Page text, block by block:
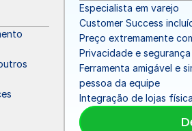
Especialista em varejo
Customer Success
Preço extremamente
Privacidade e
Ferramenta amigável e
pessoa da equipe
Integração de lojas